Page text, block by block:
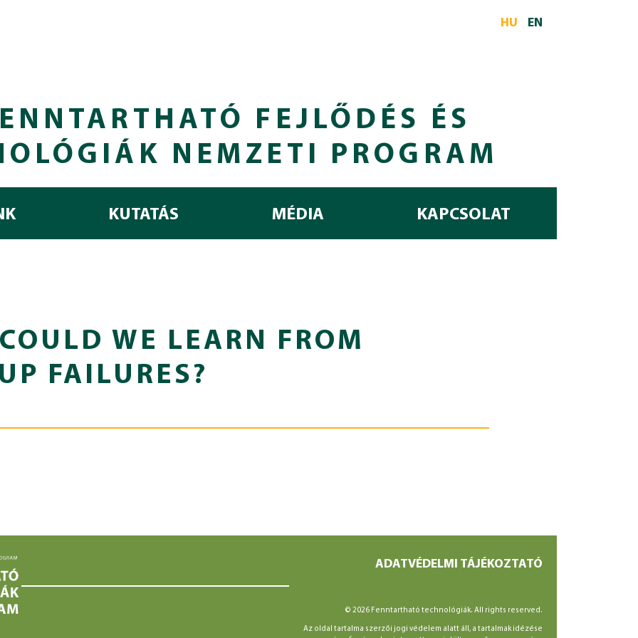
HU
EN
FEJLŐDÉS ÉS
NEMZETI PROGRAM
KUTATÁS MÉDIA KAPCSOLAT
WE LEARN FROM
FAILURES?
ADATVÉDELMI TÁJÉKOZTATÓ
© 2026 Fenntartható technológiák. All rights reserved.
Az oldal tartalma szerzői jogi védelem alatt áll, a tartalmak idézése